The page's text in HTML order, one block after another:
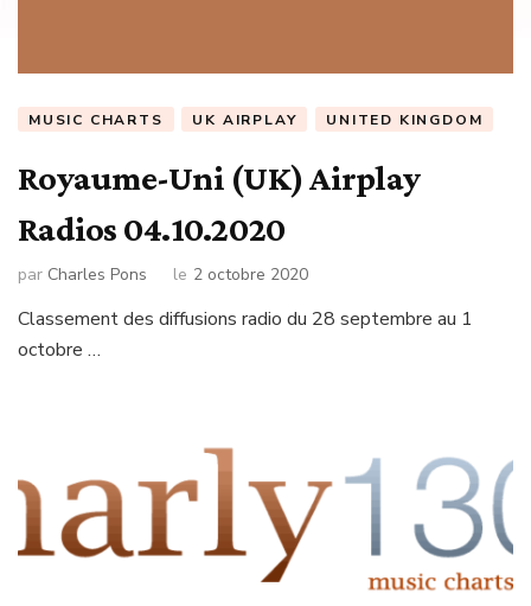
MUSIC CHARTS UK AIRPLAY UNITED KINGDOM
Royaume-Uni (UK) Airplay
Radios 04.10.2020
par Charles Pons le 2 octobre 2020
Classement des diffusions radio du 28 septembre au 1
octobre …